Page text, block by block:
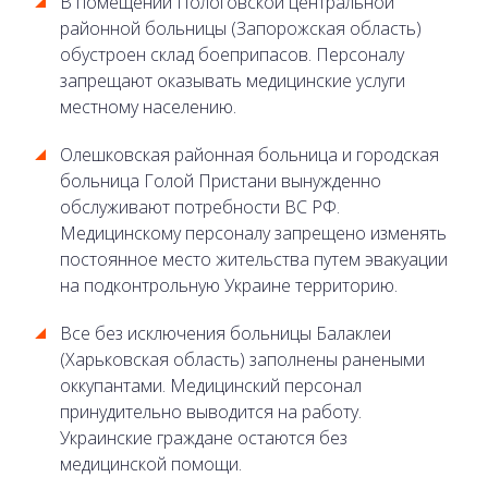
районной больницы (Запорожская область)
обустроен склад боеприпасов. Персоналу
запрещают оказывать медицинские услуги
местному населению.
Олешковская районная больница и городская
больница Голой Пристани вынужденно
обслуживают потребности ВС РФ.
Медицинскому персоналу запрещено изменять
постоянное место жительства путем эвакуации
на подконтрольную Украине территорию.
Все без исключения больницы Балаклеи
(Харьковская область) заполнены ранеными
оккупантами. Медицинский персонал
принудительно выводится на работу.
Украинские граждане остаются без
медицинской помощи.